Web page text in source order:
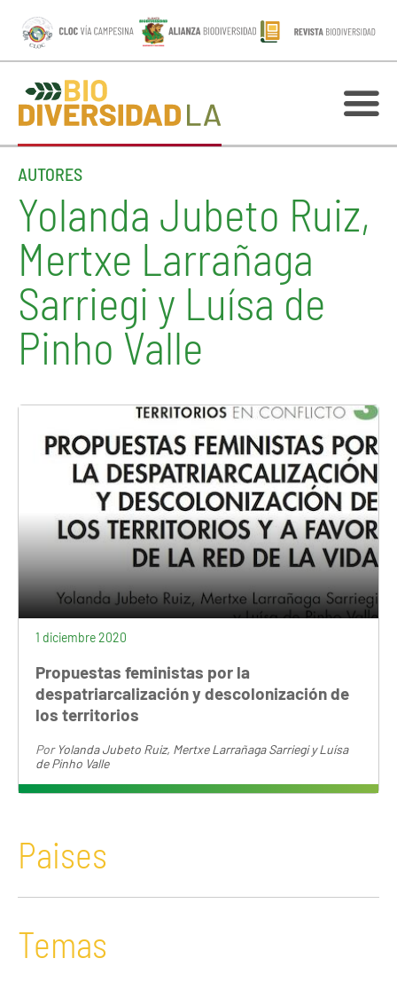
AUTORES
Yolanda Jubeto Ruiz,
Mertxe Larrañaga
Sarriegi y Luísa de
Pinho Valle
1 diciembre 2020
Propuestas feministas por la
despatriarcalización y descolonización de
los territorios
Por Yolanda Jubeto Ruiz, Mertxe Larrañaga Sarriegi y Luísa
de Pinho Valle
Paises
Temas